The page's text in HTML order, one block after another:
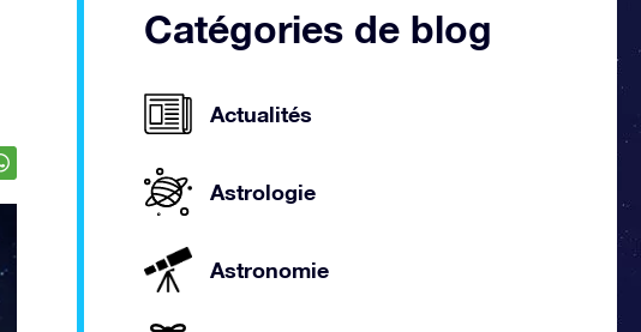
Catégories de blog
Actualités
Astrologie
Astronomie